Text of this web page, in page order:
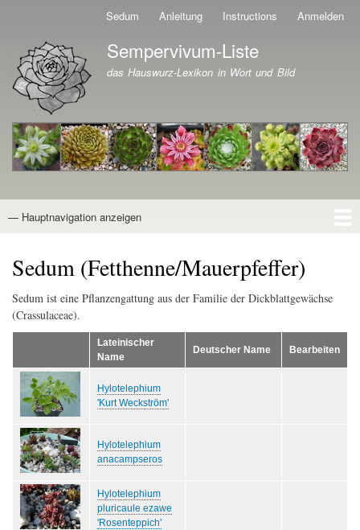
Direkt
zum
Inhalt
Sedum Anleitung Instructions Anmelden
Branding der Website
Sempervivum-Liste
das Hauswurz-Lexikon in Wort und Bild
Hauptnavigation
— Hauptnavigation anzeigen
Sedum (Fetthenne/Mauerpfeffer)
Sedum ist eine Pflanzengattung aus der Familie der Dickblattgewächse
(Crassulaceae).
Lateinischer
Name
Deutscher Name Bearbeiten
Hylotelephium
'Kurt Weckström'
Hylotelephium
anacampseros
Hylotelephium
pluricaule ezawe
'Rosenteppich'